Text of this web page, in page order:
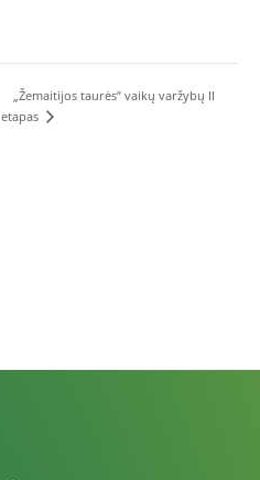
„Žemaitijos taurės” vaikų varžybų II
etapas